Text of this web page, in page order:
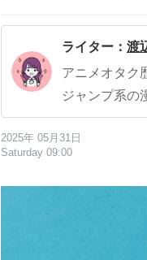
ライター： 渡
アニメオタク
ジャンプ系の
2025年 05月31日
Saturday 09:00